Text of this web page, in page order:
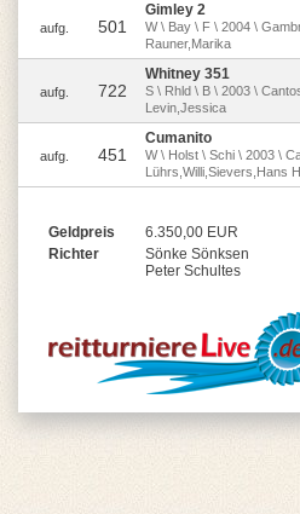
aufg. 501
Gimley 2
W \ Bay \ F \ 2004 \
Rauner,Marika
aufg. 722
Whitney 351
S \ Rhld \ B \ 2003 \
Levin,Jessica
aufg. 451
Cumanito
W \ Holst \ Schi \ 2003 \
Lührs,Willi,Sievers,Hans
Geldpreis
6.350,00 EUR
Richter
Sönke Sönksen
Peter Schultes